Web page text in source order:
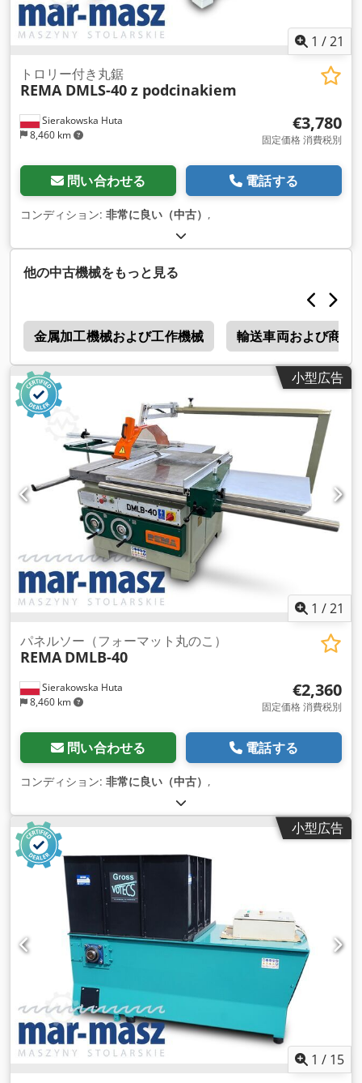
えられるため、産業用途での効率性と汎用性が向上します。 木
材チップ、おがくず、バイオマス用のロータリードラム乾燥機
🌳 ロータリードラム乾燥機の紹介 バイオマス処理の分野で
は、水分制御が重要です。ロータリードラム乾燥機は、木材チ
ップ、おがくず、バイオマスの水分含有量を効率的に減 らすた
めに設計された不可欠な機械です。この不可欠なツールは、生
に極めて重要 です。その機能と利点を探ってみましょう！💡
💼 ロータリードラム乾燥機を使用する主な利点 1. エネルギー
ードラム乾燥機は、高い乾燥効率を実現しながら消費電力を抑
えます 。 🌿💡 2. 大容量: 大量のバイオマスを処理できるこれ
らの乾燥機は、大規模な乾燥が必要な産業用途に最適です。🏭
3. 製品品質の向上: 最適な水分含有量を実現することで、乾燥
機は燃料、ペレット、その他の用途のバイオマスの品質を向上
類のバイオマスなど、幅広い材料に適しており、あらゆるバイ
オマス処理プラントで汎用性の高いツール になります。🌳 #
ロータリードラム乾燥機の用途分野と材料 II. 用途分野 A. 農業
- 穀物、種子、飼料の乾燥。 - わらや殻などの農業副産物の処
理。 B. 食品産業 - 果物、野菜、スパイスなどの食品の脱水。 -
乾燥中の食品の品質の維持。 C. 化学産業 - 化学粉末、顆粒、結
晶の乾燥。 - 肥料や洗剤の製造への応用。 D. 鉱業と鉱物 - 鉱
石、石炭、鉱物濃縮物の乾燥。 - 取り扱いや処理を容易にする
ために水分含有量を減らす。 E. 建設資材 - 砂、セメント、その
他の建設用骨材の乾燥。 - 製造プロセス用の材料の準備。 F. 医
薬品 - 医薬品粉末と有効成分の乾燥。 III. 回転ドラム乾燥機で
処理される材料 A. 有機材料 - バイオマス、木材チップ、おがく
ず、動物飼料。 B. 無機材料 - 砂、粘土、石灰石、石膏。 C. 廃
棄物 - 廃水処理場からの汚泥。 - リサイクルまたは再利用のた
めの産業副産物。
1 /21
Sierakowska Huta
8,460 km
トロリー付き丸鋸
REMA DMLS-40 z podcinakiem
€3,780
固定価格 消費税別
問い合わせる 電話する
コンディション: 非常に良い（中古） ,
他の中古機械をもっと見る
金属加工機械および工作機械 輸送車両および商用
小型広告
1 /21
Sierakowska Huta
8,460 km
パネルソー（フォーマット丸のこ）
REMA DMLB-40
€2,360
固定価格 消費税別
問い合わせる 電話する
コンディション: 非常に良い（中古） ,
小型広告
1 / 15